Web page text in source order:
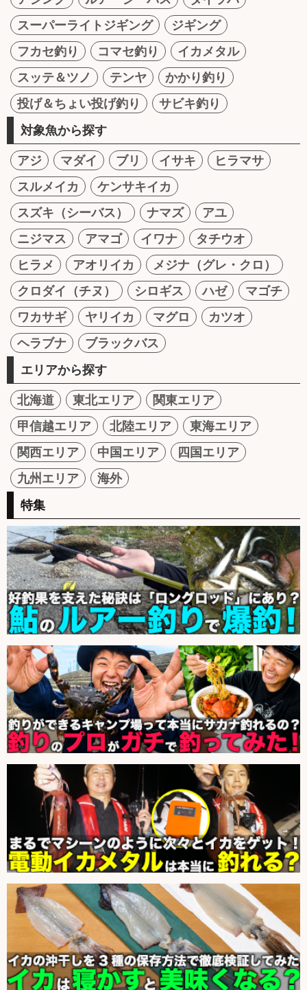
スーパーライトジギング
ジギング
フカセ釣り
コマセ釣り
イカメタル
スッテ＆ツノ
テンヤ
かかり釣り
投げ＆ちょい投げ釣り
サビキ釣り
対象魚から探す
アジ マダイ ブリ イサキ
ヒラマサ
スルメイカ
ケンサキイカ
スズキ（シーバス）
ナマズ
アユ
ニジマス
アマゴ イワナ
タチウオ
ヒラメ
アオリイカ
メジナ（グレ・クロ）
クロダイ（チヌ）
シロギス ハゼ
マゴチ
ワカサギ
ヤリイカ マグロ
カツオ
ヘラブナ
ブラックバス
エリアから探す
北海道 東北エリア
関東エリア
甲信越エリア
北陸エリア
東海エリア
関西エリア
中国エリア
四国エリア
九州エリア
海外
特集